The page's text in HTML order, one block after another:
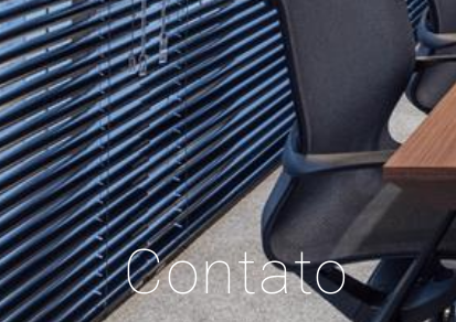
Contato